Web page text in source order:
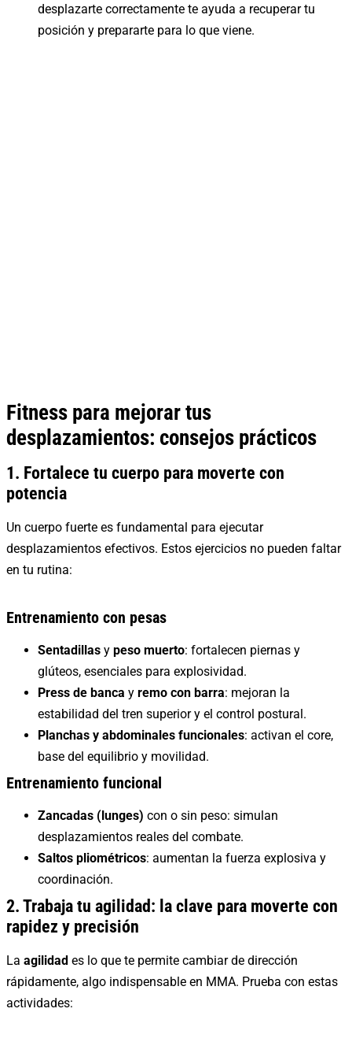
desplazarte correctamente te ayuda a recuperar tu
posición y prepararte para lo que viene.
Fitness para mejorar tus
desplazamientos: consejos prácticos
1. Fortalece tu cuerpo para moverte con
potencia
Un cuerpo fuerte es fundamental para ejecutar
desplazamientos efectivos. Estos ejercicios no pueden faltar
en tu rutina:
Entrenamiento con pesas
Sentadillas y peso muerto: fortalecen piernas y
glúteos, esenciales para explosividad.
Press de banca y remo con barra: mejoran la
estabilidad del tren superior y el control postural.
Planchas y abdominales funcionales: activan el core,
base del equilibrio y movilidad.
Entrenamiento funcional
Zancadas (lunges) con o sin peso: simulan
desplazamientos reales del combate.
Saltos pliométricos: aumentan la fuerza explosiva y
coordinación.
2. Trabaja tu agilidad: la clave para moverte con
rapidez y precisión
La agilidad es lo que te permite cambiar de dirección
rápidamente, algo indispensable en MMA. Prueba con estas
actividades: